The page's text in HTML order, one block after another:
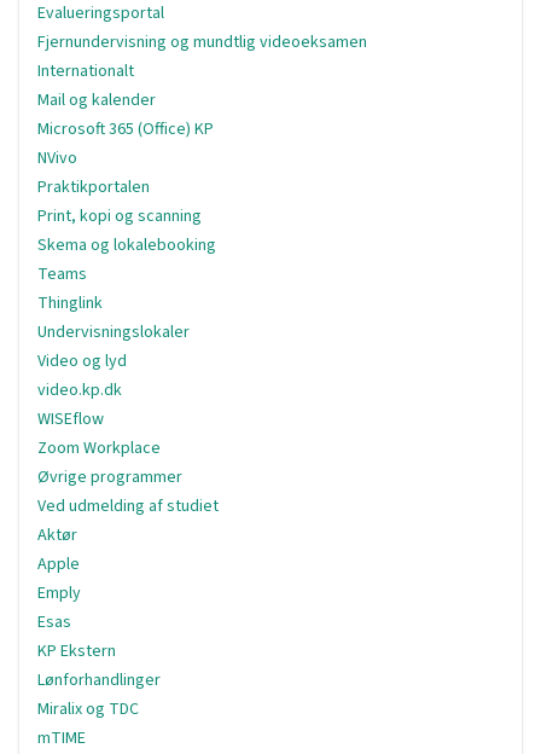
Evalueringsportal
Fjernundervisning og mundtlig videoeksamen
Internationalt
Mail og kalender
Microsoft 365 (Office) KP
NVivo
Praktikportalen
Print, kopi og scanning
Skema og lokalebooking
Teams
Thinglink
Undervisningslokaler
Video og lyd
video.kp.dk
WISEflow
Zoom Workplace
Øvrige programmer
Ved udmelding af studiet
Aktør
Apple
Emply
Esas
KP Ekstern
Lønforhandlinger
Miralix og TDC
mTIME